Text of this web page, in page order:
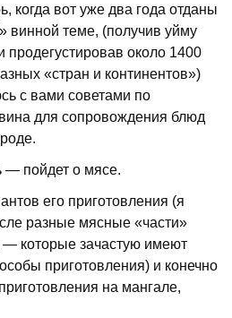
когда вот уже два года отданы
винной теме, (получив уйму
около 1400
«стран и континентов»)
с вами советами по
для сопровождения блюд
— пойдет о мясе.
его приготовления (я
разные мясные «части»
— которые зачастую имеют
приготовления) и конечно
на мангале,